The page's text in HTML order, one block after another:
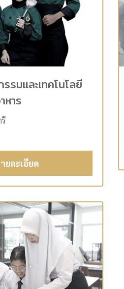
รมและเทคโนโลยี
หาร
ยละเอียด